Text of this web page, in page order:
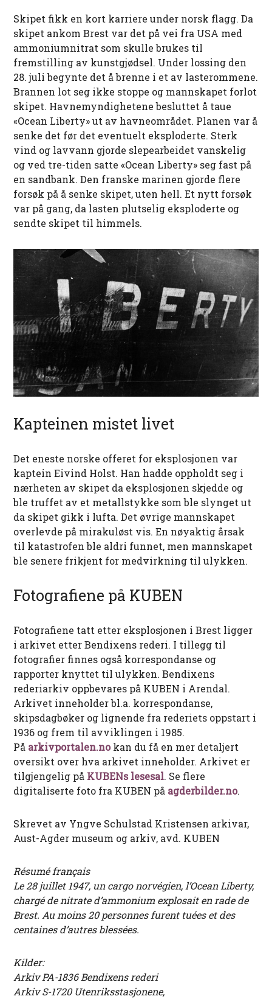
Skipet fikk en kort karriere under norsk flagg. Da
skipet ankom Brest var det på vei fra USA med
ammoniumnitrat som skulle brukes til
fremstilling av kunstgjødsel. Under lossing den
28. juli begynte det å brenne i et av lasterommene.
Brannen lot seg ikke stoppe og mannskapet forlot
skipet. Havnemyndighetene besluttet å taue
«Ocean Liberty» ut av havneområdet. Planen var å
senke det før det eventuelt eksploderte. Sterk
vind og lavvann gjorde slepearbeidet vanskelig
og ved tre-tiden satte «Ocean Liberty» seg fast på
en sandbank. Den franske marinen gjorde flere
forsøk på å senke skipet, uten hell. Et nytt forsøk
var på gang, da lasten plutselig eksploderte og
sendte skipet til himmels.
Kapteinen mistet livet
Det eneste norske offeret for eksplosjonen var
kaptein Eivind Holst. Han hadde oppholdt seg i
nærheten av skipet da eksplosjonen skjedde og
ble truffet av et metallstykke som ble slynget ut
da skipet gikk i lufta. Det øvrige mannskapet
overlevde på mirakuløst vis. En nøyaktig årsak
til katastrofen ble aldri funnet, men mannskapet
ble senere frikjent for medvirkning til ulykken.
Fotografiene på KUBEN
Fotografiene tatt etter eksplosjonen i Brest ligger
i arkivet etter Bendixens rederi. I tillegg til
fotografier finnes også korrespondanse og
rapporter knyttet til ulykken. Bendixens
rederiarkiv oppbevares på KUBEN i Arendal.
Arkivet inneholder bl.a. korrespondanse,
skipsdagbøker og lignende fra rederiets oppstart i
1936 og frem til avviklingen i 1985.
På arkivportalen.nokan du få en mer detaljert
oversikt over hva arkivet inneholder. Arkivet er
tilgjengelig på KUBENs lesesal. Se flere
digitaliserte foto fra KUBEN på agderbilder.no.
Skrevet av Yngve Schulstad Kristensen arkivar,
Aust-Agder museum og arkiv, avd. KUBEN
Résumé français
Le 28 juillet 1947, un cargo norvégien, l’Ocean Liberty,
chargé de nitrate d’ammonium explosait en rade de
Brest. Au moins 20 personnes furent tuées et des
centaines d’autres blessées.
Kilder:
Arkiv PA-1836 Bendixens rederi
Arkiv S-1720 Utenriksstasjonene,